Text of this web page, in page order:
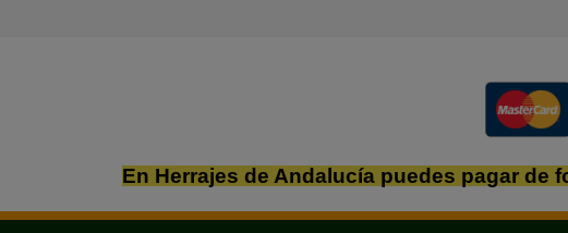
En Herrajes de Andalucía puedes pagar de